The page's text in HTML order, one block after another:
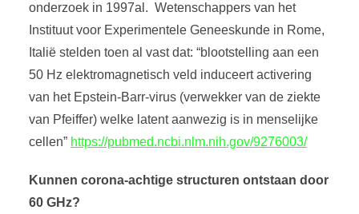
onderzoek in 1997al. Wetenschappers van het
Instituut voor Experimentele Geneeskunde in Rome,
Italië stelden toen al vast dat: “blootstelling aan een
50 Hz elektromagnetisch veld induceert activering
van het Epstein-Barr-virus (verwekker van de ziekte
van Pfeiffer) welke latent aanwezig is in menselijke
cellen” https://pubmed.ncbi.nlm.nih.gov/9276003/
Kunnen corona-achtige structuren ontstaan door
60 GHz?